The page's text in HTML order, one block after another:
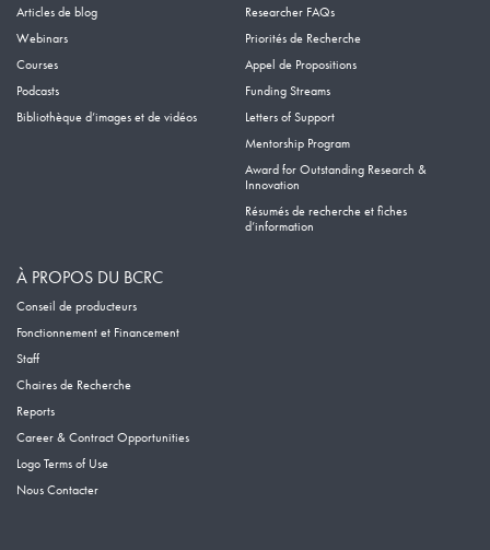
Articles de blog
Webinars
Courses
Podcasts
Bibliothèque d’images et de vidéos
Researcher FAQs
Priorités de Recherche
Appel de Propositions
Funding Streams
Letters of Support
Mentorship Program
Award for Outstanding Research &
Innovation
Résumés de recherche et fiches
d’information
À PROPOS DU BCRC
Conseil de producteurs
Fonctionnement et Financement
Staff
Chaires de Recherche
Reports
Career & Contract Opportunities
Logo Terms of Use
Nous Contacter